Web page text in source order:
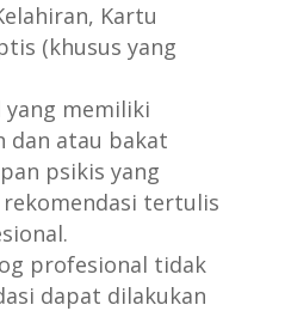
Kartu
(khusus yang
yang memiliki
dan atau bakat
psikis yang
tertulis
profesional tidak
dapat dilakukan